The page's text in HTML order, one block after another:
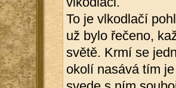
To je vlkodlačí
už bylo řečeno,
světě. Krmí se
okolí nasává tím